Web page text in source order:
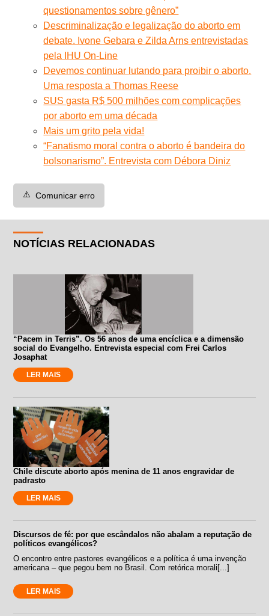
questionamentos sobre gênero”
Descriminalização e legalização do aborto em
debate. Ivone Gebara e Zilda Arns entrevistadas
pela IHU On-Line
Devemos continuar lutando para proibir o aborto.
Uma resposta a Thomas Reese
SUS gasta R$ 500 milhões com complicações
por aborto em uma década
Mais um grito pela vida!
“Fanatismo moral contra o aborto é bandeira do
bolsonarismo”. Entrevista com Débora Diniz
⚠️ Comunicar erro
NOTÍCIAS RELACIONADAS
“Pacem in Terris”. Os 56 anos de uma encíclica e a dimensão
social do Evangelho. Entrevista especial com Frei Carlos
Josaphat
LER MAIS
Chile discute aborto após menina de 11 anos engravidar de
padrasto
LER MAIS
Discursos de fé: por que escândalos não abalam a reputação de
políticos evangélicos?
O encontro entre pastores evangélicos e a política é uma invenção
americana – que pegou bem no Brasil. Com retórica morali[...]
LER MAIS